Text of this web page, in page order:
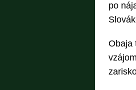
po
Obaja